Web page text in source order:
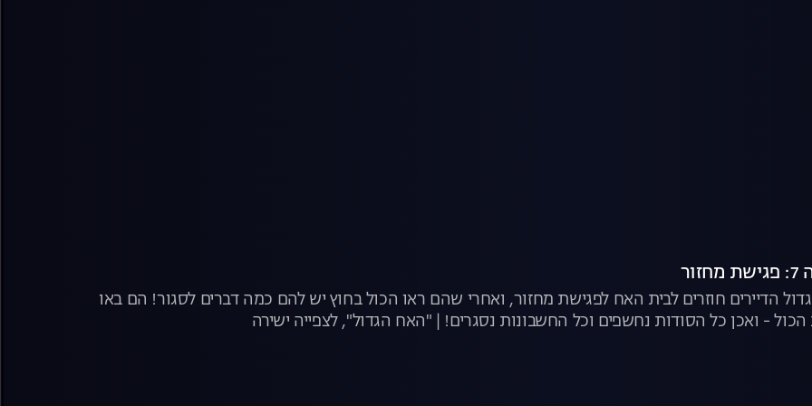
הדיירים חוזרים לבית האח לפגישת מחזור, ואחרי שהם ראו הכול בחוץ יש להם כמה דברים לסגור! הם באו
- ואכן כל הסודות נחשפים וכל החשבונות נסגרים! | "האח הגדול", לצפייה ישירה